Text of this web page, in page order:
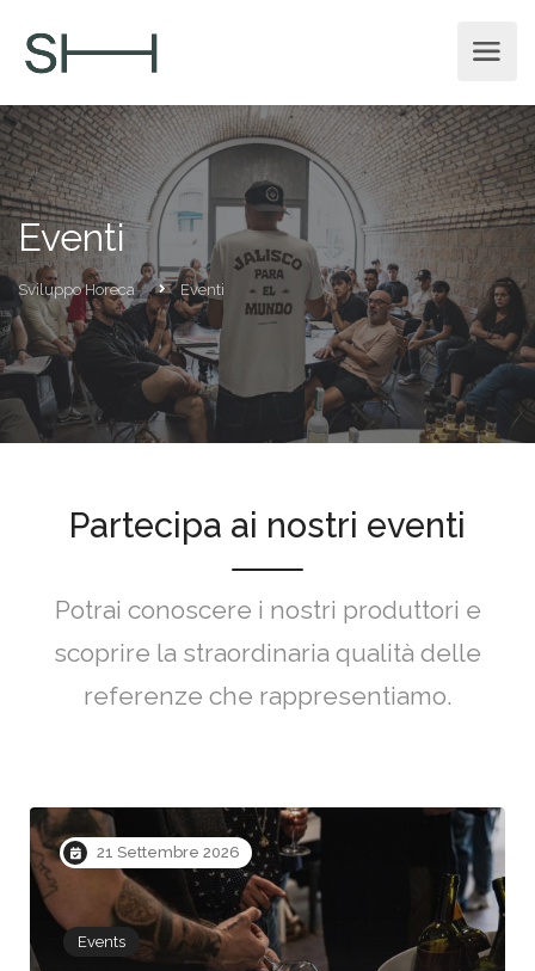
Eventi
Sviluppo Horeca Eventi
Partecipa ai nostri eventi
Potrai conoscere i nostri produttori e
scoprire la straordinaria qualità delle
referenze che rappresentiamo.
21 Settembre 2026
Events